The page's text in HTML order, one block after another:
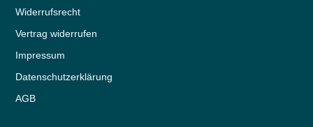
Widerrufs­recht
Vertrag widerrufen
Impressum
Daten­schutz­erklärung
AGB